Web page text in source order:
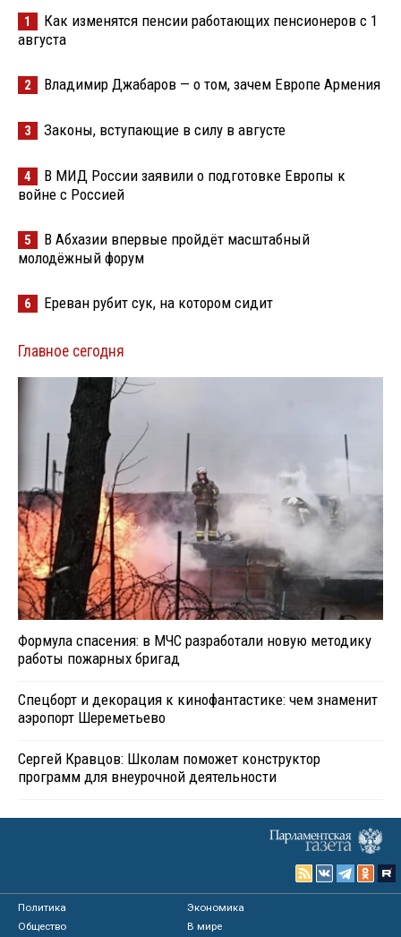
1
Как изменятся пенсии работающих пенсионеров с 1
августа
2 Владимир Джабаров — о том, зачем Европе Армения
3 Законы, вступающие в силу в августе
4
В МИД России заявили о подготовке Европы к
войне с Россией
5
В Абхазии впервые пройдёт масштабный
молодёжный форум
6 Ереван рубит сук, на котором сидит
Главное сегодня
Формула спасения: в МЧС разработали новую методику
работы пожарных бригад
Спецборт и декорация к кинофантастике: чем знаменит
аэропорт Шереметьево
Сергей Кравцов: Школам поможет конструктор
программ для внеурочной деятельности
Политика
Экономика
Общество
В мире